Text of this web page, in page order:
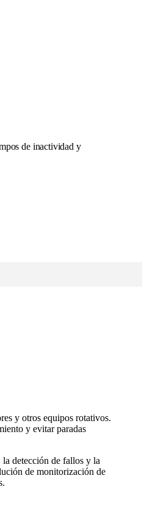
de inactividad y
y otros equipos rotativos.
y evitar paradas
detección de fallos y la
de monitorización de